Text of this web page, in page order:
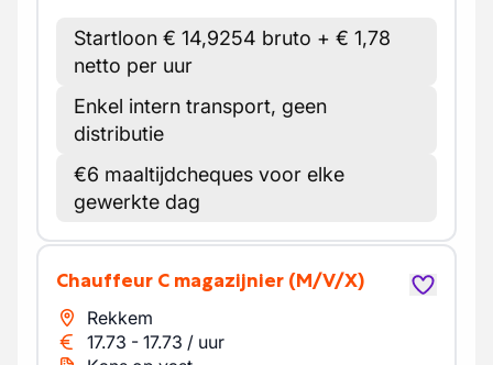
Startloon € 14,9254 bruto + € 1,78
netto per uur
Enkel intern transport, geen
distributie
€6 maaltijdcheques voor elke
gewerkte dag
Chauffeur C magazijnier (M/V/X)
Rekkem
17.73 - 17.73 / uur